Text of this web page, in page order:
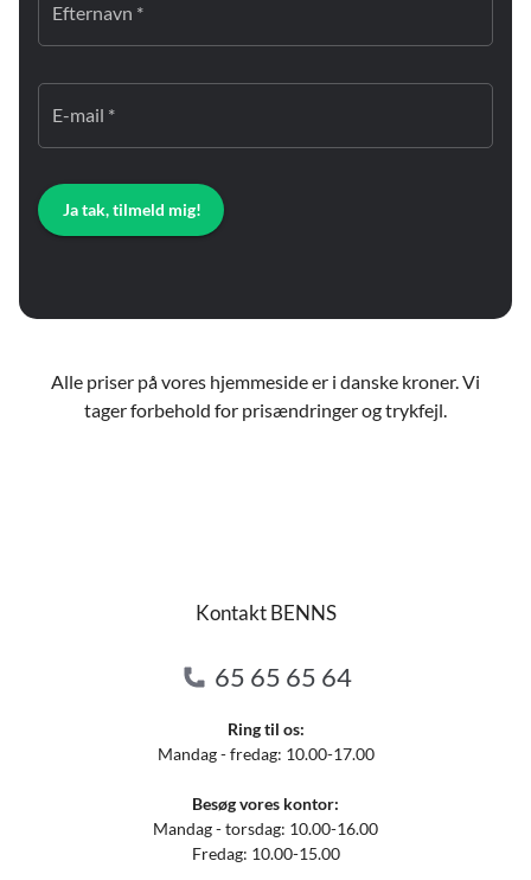
Efternavn *
E-mail *
Ja tak, tilmeld mig!
Alle priser på vores hjemmeside er i danske kroner. Vi
tager forbehold for prisændringer og trykfejl.
Kontakt BENNS
65 65 65 64
Ring til os:
Mandag - fredag: 10.00-17.00
Besøg vores kontor:
Mandag - torsdag: 10.00-16.00
Fredag: 10.00-15.00